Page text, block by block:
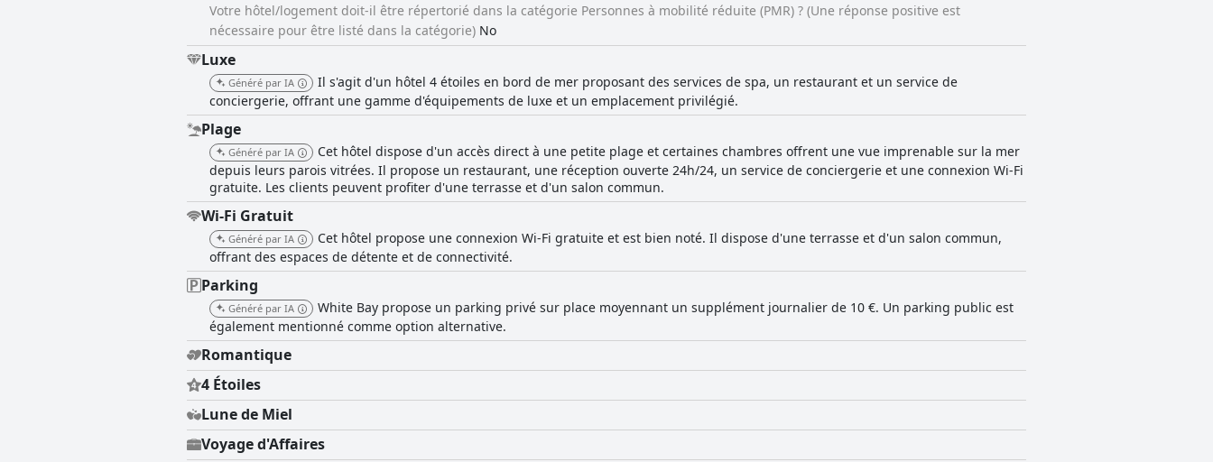
Votre hôtel/logement doit-il être répertorié dans la catégorie Personnes à mobilité réduite (PMR) ? (Une réponse positive est
nécessaire pour être listé dans la catégorie) No
Luxe
Généré par IA
Il s'agit d'un hôtel 4 étoiles en bord de mer proposant des services de spa, un restaurant et un service de
conciergerie, offrant une gamme d'équipements de luxe et un emplacement privilégié.
Plage
Généré par IA
Cet hôtel dispose d'un accès direct à une petite plage et certaines chambres offrent une vue imprenable sur la mer
depuis leurs parois vitrées. Il propose un restaurant, une réception ouverte 24h/24, un service de conciergerie et une connexion Wi-Fi
gratuite. Les clients peuvent profiter d'une terrasse et d'un salon commun.
Wi-Fi Gratuit
Généré par IA
Cet hôtel propose une connexion Wi-Fi gratuite et est bien noté. Il dispose d'une terrasse et d'un salon commun,
offrant des espaces de détente et de connectivité.
Parking
Généré par IA
White Bay propose un parking privé sur place moyennant un supplément journalier de 10 €. Un parking public est
également mentionné comme option alternative.
Romantique
4 Étoiles
Lune de Miel
Voyage d'Affaires